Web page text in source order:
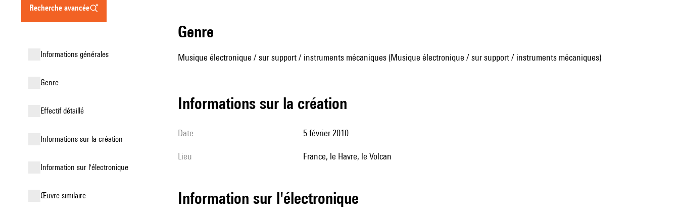
recherche avancée
informations générales
genre
effectif détaillé
informations sur la création
Information sur l'électronique
œuvre similaire
genre
Musique électronique / sur support / instruments mécaniques (Musique électronique / sur support / instruments mécaniques)
informations sur la création
date 5 février 2010
lieu France, le Havre, le Volcan
Information sur l'électronique